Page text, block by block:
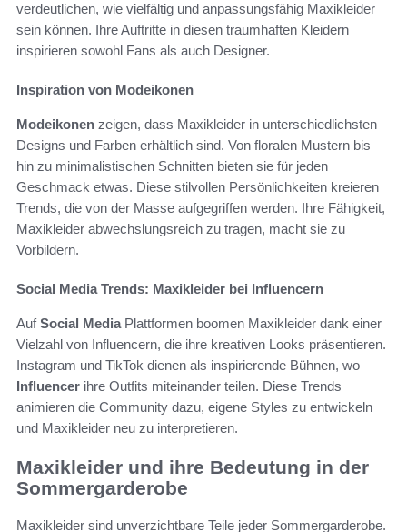
verdeutlichen, wie vielfältig und anpassungsfähig Maxikleider
sein können. Ihre Auftritte in diesen traumhaften Kleidern
inspirieren sowohl Fans als auch Designer.
Inspiration von Modeikonen
Modeikonen zeigen, dass Maxikleider in unterschiedlichsten
Designs und Farben erhältlich sind. Von floralen Mustern bis
hin zu minimalistischen Schnitten bieten sie für jeden
Geschmack etwas. Diese stilvollen Persönlichkeiten kreieren
Trends, die von der Masse aufgegriffen werden. Ihre Fähigkeit,
Maxikleider abwechslungsreich zu tragen, macht sie zu
Vorbildern.
Social Media Trends: Maxikleider bei Influencern
AufSocial MediaPlattformen boomen Maxikleider dank einer
Vielzahl von Influencern, die ihre kreativen Looks präsentieren.
Instagram und TikTok dienen als inspirierende Bühnen, wo
Influencer ihre Outfits miteinander teilen. Diese Trends
animieren die Community dazu, eigene Styles zu entwickeln
und Maxikleider neu zu interpretieren.
Maxikleider und ihre Bedeutung in der
Sommergarderobe
Maxikleider sind unverzichtbare Teile jeder Sommergarderobe.